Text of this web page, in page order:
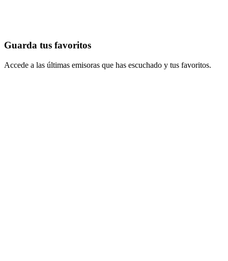
Guarda tus favoritos
Accede a las últimas emisoras que has escuchado y tus favoritos.